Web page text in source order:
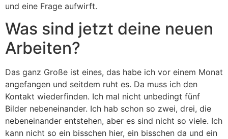
und eine Frage aufwirft.
Was sind jetzt deine neuen
Arbeiten?
Das ganz Große ist eines, das habe ich vor einem Monat
angefangen und seitdem ruht es. Da muss ich den
Kontakt wiederfinden. Ich mal nicht unbedingt fünf
Bilder nebeneinander. Ich hab schon so zwei, drei, die
nebeneinander entstehen, aber es sind nicht so viele. Ich
kann nicht so ein bisschen hier, ein bisschen da und ein